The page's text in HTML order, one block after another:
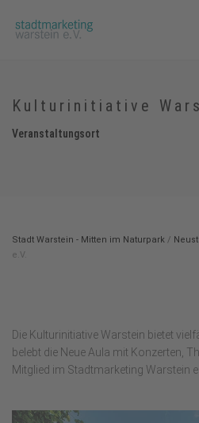
Kulturinitiative
Veranstaltungsort
Stadt Warstein - Mitten im Naturpark /
e.V.
Die Kulturinitiative Warstein bietet
belebt die Neue Aula mit Konzerten,
Mitglied im Stadtmarketing Warstein